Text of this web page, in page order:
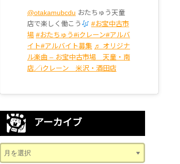
@otakamubcdu おたちゅう天童
店で楽しく働こう
#お宝中古市
場 #おたちゅう#iクレーン#アルバ
イト#アルバイト募集 ♬ オリジナ
ル楽曲 – お宝中古市場 天童・南
店／iクレーン 米沢・酒田店
アーカイブ